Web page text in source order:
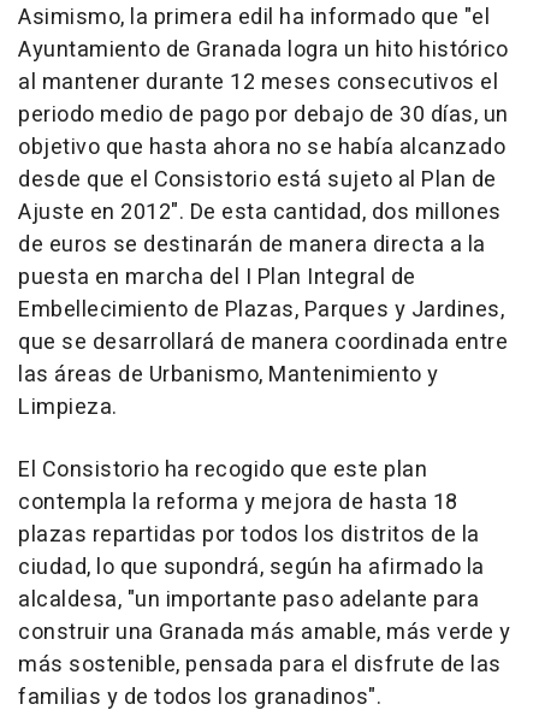
Asimismo, la primera edil ha informado que "el
Ayuntamiento de Granada logra un hito histórico
al mantener durante 12 meses consecutivos el
periodo medio de pago por debajo de 30 días, un
objetivo que hasta ahora no se había alcanzado
desde que el Consistorio está sujeto al Plan de
Ajuste en 2012". De esta cantidad, dos millones
de euros se destinarán de manera directa a la
puesta en marcha del I Plan Integral de
Embellecimiento de Plazas, Parques y Jardines,
que se desarrollará de manera coordinada entre
las áreas de Urbanismo, Mantenimiento y
Limpieza.
El Consistorio ha recogido que este plan
contempla la reforma y mejora de hasta 18
plazas repartidas por todos los distritos de la
ciudad, lo que supondrá, según ha afirmado la
alcaldesa, "un importante paso adelante para
construir una Granada más amable, más verde y
más sostenible, pensada para el disfrute de las
familias y de todos los granadinos".